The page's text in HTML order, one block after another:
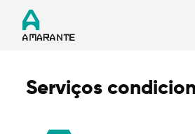
Serviços